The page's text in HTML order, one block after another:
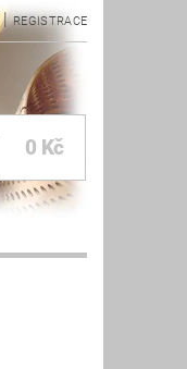
| REGISTRACE
0 Kč